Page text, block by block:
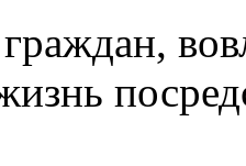
граждан,